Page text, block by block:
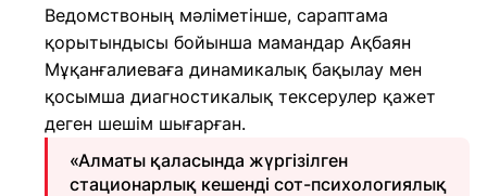
Ведомствоның мәліметінше, сараптама
қорытындысы бойынша мамандар Ақбаян
Мұқанғалиеваға динамикалық бақылау мен
қосымша диагностикалық тексерулер қажет
деген шешім шығарған.
«Алматы қаласында жүргізілген
стационарлық кешенді сот-психологиялық